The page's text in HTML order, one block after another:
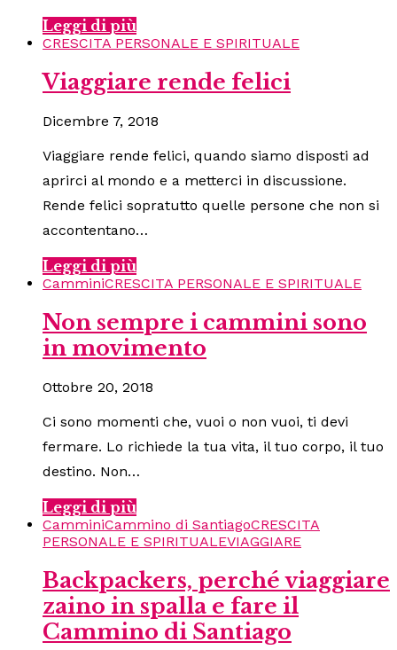
Leggi di più
CRESCITA PERSONALE E SPIRITUALE
Viaggiare rende felici
Dicembre 7, 2018
Viaggiare rende felici, quando siamo disposti ad
aprirci al mondo e a metterci in discussione.
Rende felici sopratutto quelle persone che non si
accontentano…
Leggi di più
CamminiCRESCITA PERSONALE E SPIRITUALE
Non sempre i cammini sono
in movimento
Ottobre 20, 2018
Ci sono momenti che, vuoi o non vuoi, ti devi
fermare. Lo richiede la tua vita, il tuo corpo, il tuo
destino. Non…
Leggi di più
CamminiCammino di SantiagoCRESCITA
PERSONALE E SPIRITUALEVIAGGIARE
Backpackers, perché viaggiare
zaino in spalla e fare il
Cammino di Santiago